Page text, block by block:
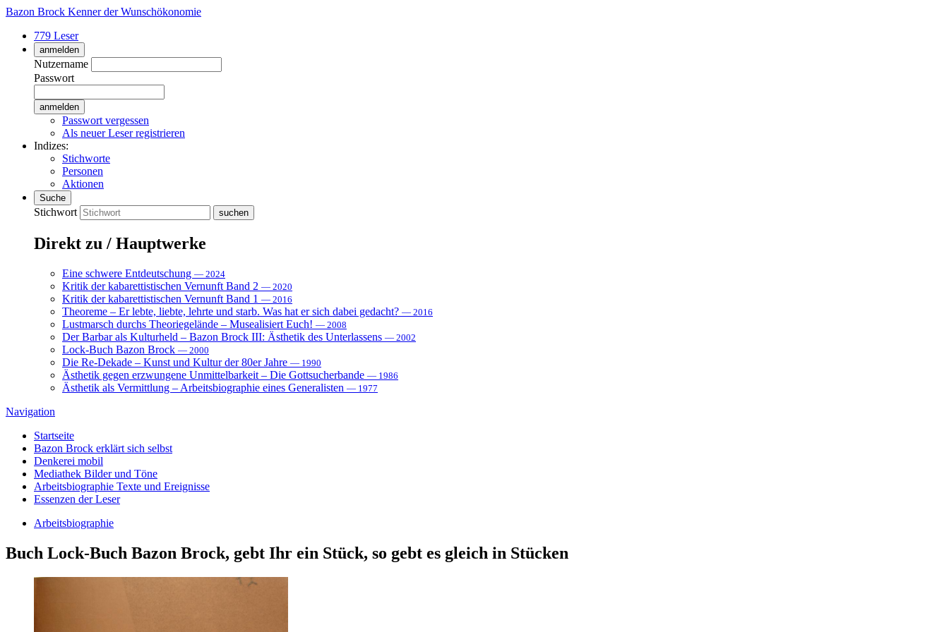
Bazon Brock Kenner der Wunschökonomie
779 Leser
anmelden
Nutzername
Passwort
Passwort vergessen
Als neuer Leser registrieren
Indizes:
Stichworte
Personen
Aktionen
Suche
Stichwort
Direkt zu / Hauptwerke
Eine schwere Entdeutschung — 2024
Kritik der kabarettistischen Vernunft Band 2 — 2020
Kritik der kabarettistischen Vernunft Band 1 — 2016
Theoreme – Er lebte, liebte, lehrte und starb. Was hat er sich dabei gedacht? — 2016
Lustmarsch durchs Theoriegelände – Musealisiert Euch! — 2008
Der Barbar als Kulturheld – Bazon Brock III: Ästhetik des Unterlassens — 2002
Lock-Buch Bazon Brock — 2000
Die Re-Dekade – Kunst und Kultur der 80er Jahre — 1990
Ästhetik gegen erzwungene Unmittelbarkeit – Die Gottsucherbande — 1986
Ästhetik als Vermittlung – Arbeitsbiographie eines Generalisten — 1977
Navigation
Startseite
Bazon Brock erklärt sich selbst
Denkerei mobil
Mediathek Bilder und Töne
Arbeitsbiographie Texte und Ereignisse
Essenzen der Leser
Arbeitsbiographie
Buch Lock-Buch Bazon Brock, gebt Ihr ein Stück, so gebt es gleich in Stücken